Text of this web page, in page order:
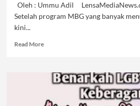
Oleh : Ummu Adil
Setelah program MBG yang banyak
kini...
Read MoreRead
Kopdes
Merah
Program